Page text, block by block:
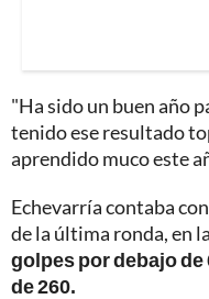
"Ha sido un buen año
tenido ese resultado
aprendido muco este
Echevarría contaba
de la última ronda, en la
golpes por debajo de
de 260.